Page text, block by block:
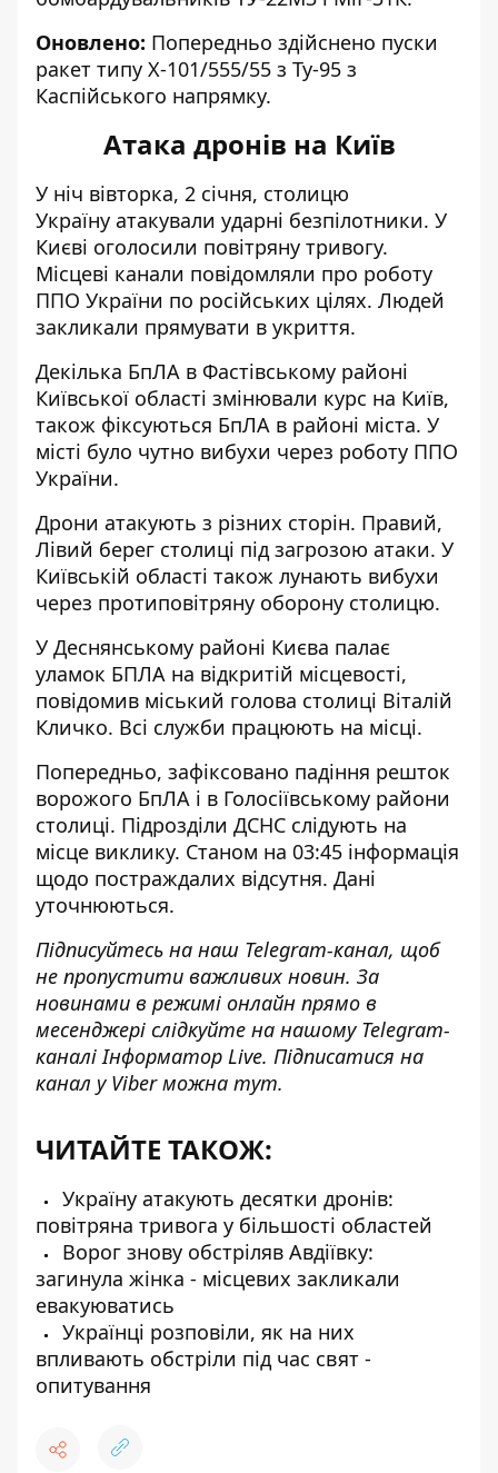
Оновлено: Попередньо здійснено пуски
ракет типу Х-101/555/55 з Ту-95 з
Каспійського напрямку.
Атака дронів на Київ
У ніч вівторка, 2 січня, столицю
Україну атакували ударні безпілотники. У
Києві оголосили повітряну тривогу.
Місцеві канали повідомляли про роботу
ППО України по російських цілях. Людей
закликали прямувати в укриття.
Декілька БпЛА в Фастівському районі
Київської області змінювали курс на Київ,
також фіксуються БпЛА в районі міста. У
місті було чутно вибухи через роботу ППО
України.
Дрони атакують з різних сторін. Правий,
Лівий берег столиці під загрозою атаки. У
Київській області також лунають вибухи
через протиповітряну оборону столицю.
У Деснянському районі Києва палає
уламок БПЛА на відкритій місцевості,
повідомив міський голова столиці Віталій
Кличко. Всі служби працюють на місці.
Попередньо, зафіксовано падіння решток
ворожого БпЛА і в Голосіївському райони
столиці. Підрозділи ДСНС слідують на
місце виклику. Станом на 03:45 інформація
щодо постраждалих відсутня. Дані
уточнюються.
Підписуйтесь на наш Telegram-канал, щоб
не пропустити важливих новин. За
новинами в режимі онлайн прямо в
месенджері слідкуйте на нашому Telegram-
каналіІнформатор Live. Підписатися на
канал у Viber можна тут.
ЧИТАЙТЕ ТАКОЖ:
Україну атакують десятки дронів:
повітряна тривога у більшості областей
Ворог знову обстріляв Авдіївку:
загинула жінка - місцевих закликали
евакуюватись
Українці розповіли, як на них
впливають обстріли під час свят -
опитування